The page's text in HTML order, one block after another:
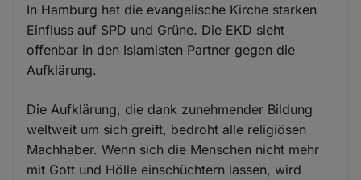
In Hamburg hat die evangelische Kirche starken
Einfluss auf SPD und Grüne. Die EKD sieht
offenbar in den Islamisten Partner gegen die
Aufklärung.
Die Aufklärung, die dank zunehmender Bildung
weltweit um sich greift, bedroht alle religiösen
Machhaber. Wenn sich die Menschen nicht mehr
mit Gott und Hölle einschüchtern lassen, wird